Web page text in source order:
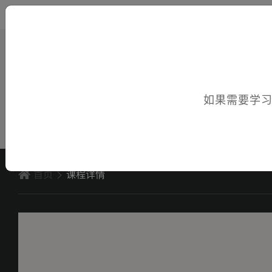
首页 课程详情
如果需要学